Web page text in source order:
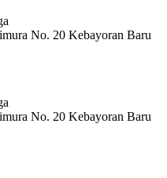
No. 20 Kebayoran Baru
No. 20 Kebayoran Baru